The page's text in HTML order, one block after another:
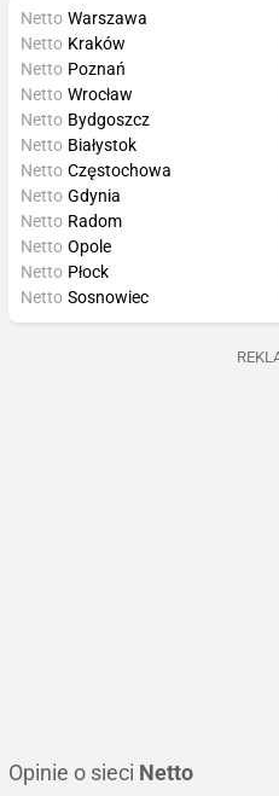
Netto Warszawa
Netto Kraków
Netto Poznań
Netto Wrocław
Netto Bydgoszcz
Netto Białystok
Netto Częstochowa
Netto Gdynia
Netto Radom
Netto Opole
Netto Płock
Netto Sosnowiec
Opinie o sieci Netto